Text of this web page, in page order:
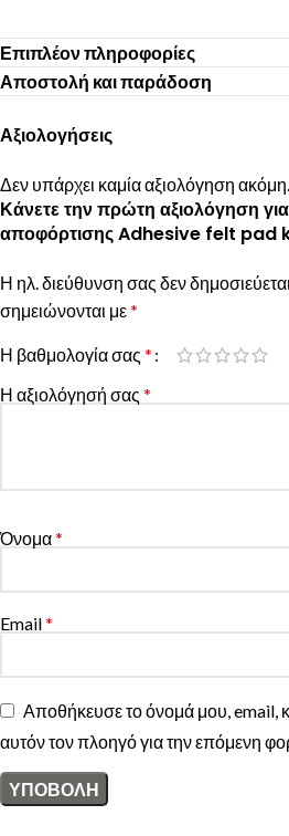
Επιπλέον πληροφορίες
Αποστολή και παράδοση
Αξιολογήσεις
Δεν υπάρχει καμία αξιολόγηση ακόμη.
Κάνετε την πρώτη αξιολόγηση
αποφόρτισης Adhesive felt pad
Η ηλ. διεύθυνση σας δεν
σημειώνονται με*
Η βαθμολογία σας *
Η αξιολόγησή σας *
Όνομα*
Email*
Αποθήκευσε το όνομά μου, email,
αυτόν τον πλοηγό για την επόμενη